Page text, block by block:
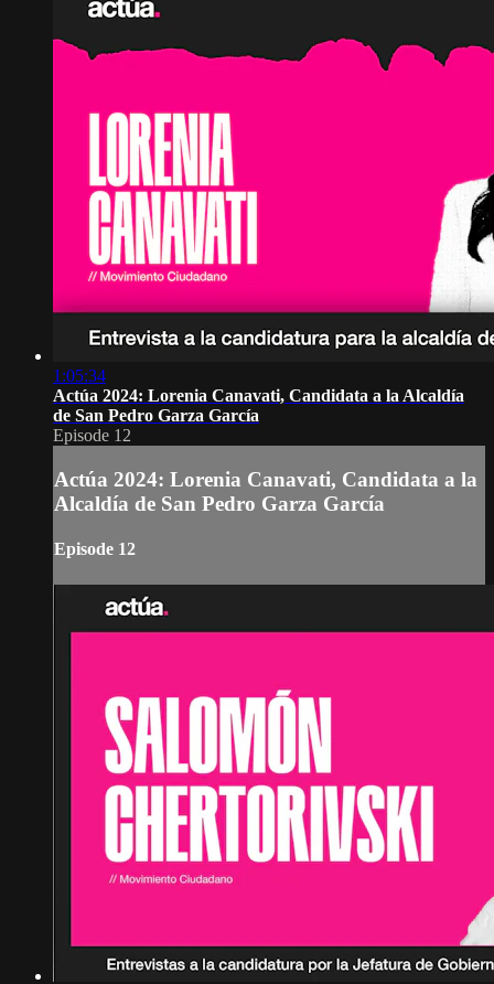
1:05:34
Actúa 2024: Lorenia Canavati, Candidata a la Alcaldía
de San Pedro Garza García
Episode 12
Actúa 2024: Lorenia Canavati, Candidata a la
Alcaldía de San Pedro Garza García
Episode 12